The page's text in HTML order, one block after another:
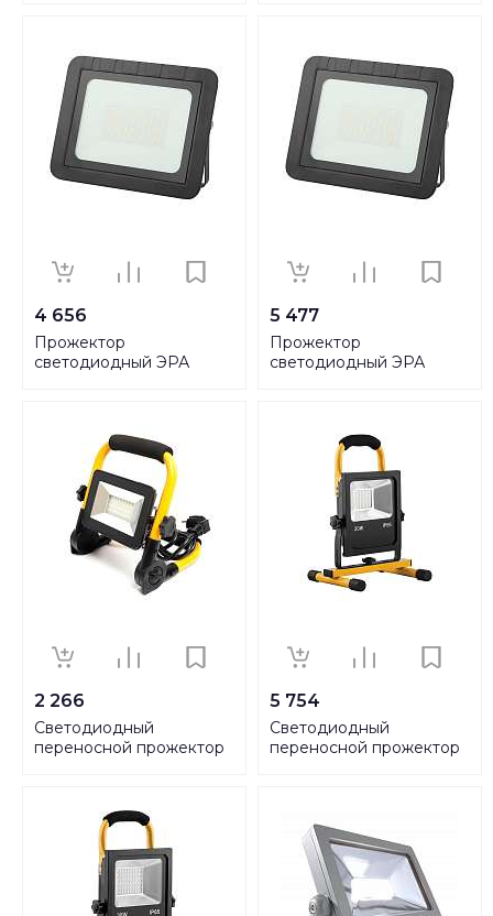
4 656
Прожектор
светодиодный ЭРА
5 477
Прожектор
светодиодный ЭРА
2 266
Светодиодный
переносной прожектор
5 754
Светодиодный
переносной прожектор